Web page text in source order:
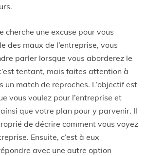
cherche une excuse pour vous
des maux de l’entreprise, vous
parler lorsque vous aborderez le
tentant, mais faites attention à
un match de reproches. L’objectif est
vous voulez pour l’entreprise et
que votre plan pour y parvenir. Il
de décrire comment vous voyez
Ensuite, c’est à eux
avec une autre option